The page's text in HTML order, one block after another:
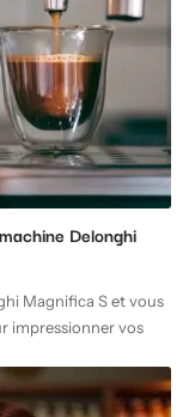
Delonghi
Magnifica S et vous
impressionner vos